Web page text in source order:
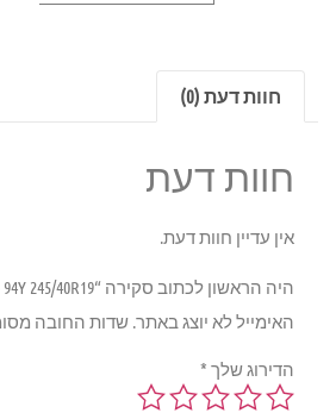
חוות דעת (0)
חוות דעת
אין עדיין חוות דעת.
היה הראשון לכתוב סקירה “Pirelli PZero Nero 94Y 245/40R19”
האימייל לא יוצג באתר.שדות החובה
הדירוג שלך*